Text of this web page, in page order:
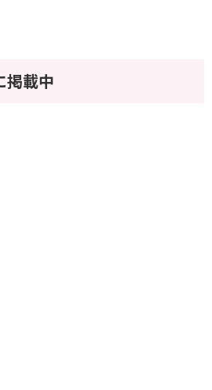
掲載中